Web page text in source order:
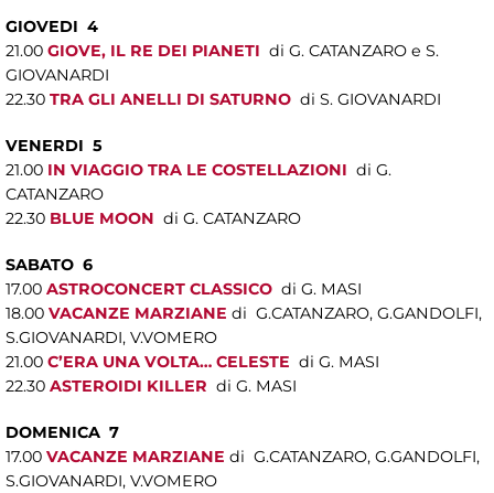
GIOVEDI 4
21.00 GIOVE, IL RE DEI PIANETI di G. CATANZARO e S.
GIOVANARDI
22.30 TRA GLI ANELLI DI SATURNO di S. GIOVANARDI
VENERDI 5
21.00 IN VIAGGIO TRA LE COSTELLAZIONI di G.
CATANZARO
22.30 BLUE MOON di G. CATANZARO
SABATO 6
17.00 ASTROCONCERT CLASSICO di G. MASI
18.00 VACANZE MARZIANE di G.CATANZARO, G.GANDOLFI,
S.GIOVANARDI, V.VOMERO
21.00 C’ERA UNA VOLTA… CELESTE di G. MASI
22.30 ASTEROIDI KILLER di G. MASI
DOMENICA 7
17.00 VACANZE MARZIANE di G.CATANZARO, G.GANDOLFI,
S.GIOVANARDI, V.VOMERO